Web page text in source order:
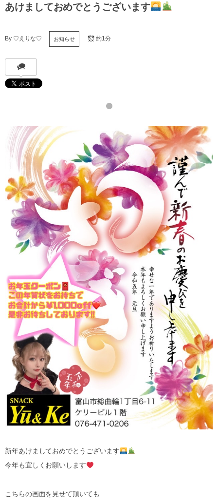
あけましておめでとうございます
By ♡えりな♡ お知らせ 約1分
新年あけましておめでとうございます
今年も宜しくお願いします
こちらの画面を見せて頂いても